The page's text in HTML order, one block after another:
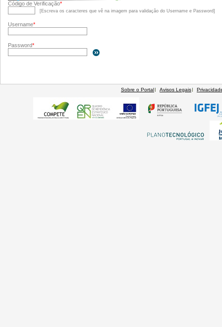
Código de Verificação*
[Escreva os caracteres que vê na imagem para validação do Username e Password]
Username*
Password*
Sobre o Portal Avisos Legais